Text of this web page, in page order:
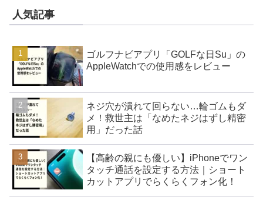
人気記事
ゴルフナビアプリ「GOLFな日Su」の
AppleWatchでの使用感をレビュー
ネジ穴が潰れて回らない…輪ゴムもダ
メ！救世主は「なめたネジはずし精密
用」だった話
【高齢の親にも優しい】iPhoneでワン
タッチ通話を設定する方法｜ショート
カットアプリでらくらくフォン化！